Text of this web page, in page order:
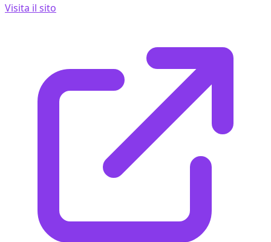
Visita il sito